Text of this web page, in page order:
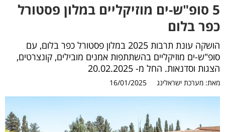
5 סופ"ש-ים מוזיקליים במלון פסטורל
כפר בלום
הושקה עונת תרבות 2025 במלון פסטורל כפר בלום, עם
סופ"ש-ים מוזיקליים בהשתתפות אמנים מובילים, קונצרטים,
הצגות וסדנאות. החל מ- 20.02.2025
מאת: מערכת ישראלינג 16/01/2025